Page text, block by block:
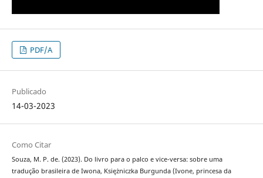
PDF/A
Publicado
14-03-2023
Como Citar
Souza, M. P. de. (2023). Do livro para o palco e vice-versa: sobre uma
tradução brasileira de Iwona, Księżniczka Burgunda (Ivone, princesa da